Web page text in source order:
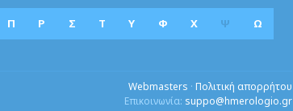
Π Ρ Σ Τ Υ Φ Χ Ψ Ω
Webmasters · Πολιτική απορρήτου
Επικοινωνία: suppo@hmerologio.gr